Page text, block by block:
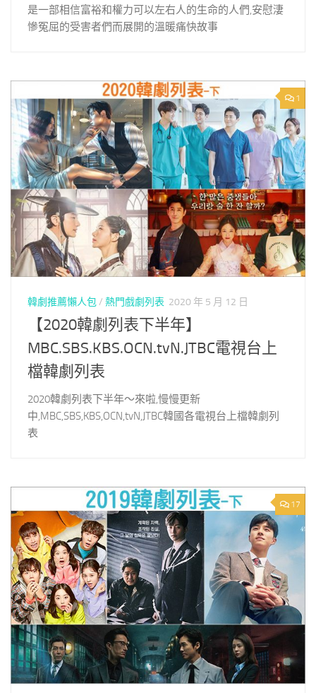
是一部相信富裕和權力可以左右人的生命的人們,安慰淒
慘冤屈的受害者們而展開的溫暖痛快故事
1
韓劇推薦懶人包/ 熱門戲劇列表 2020 年 5 月 12 日
【2020韓劇列表下半年】
MBC.SBS.KBS.OCN.tvN.JTBC電視台上
檔韓劇列表
2020韓劇列表下半年～來啦,慢慢更新
中,MBC,SBS,KBS,OCN,tvN,JTBC韓國各電視台上檔韓劇列
表
17